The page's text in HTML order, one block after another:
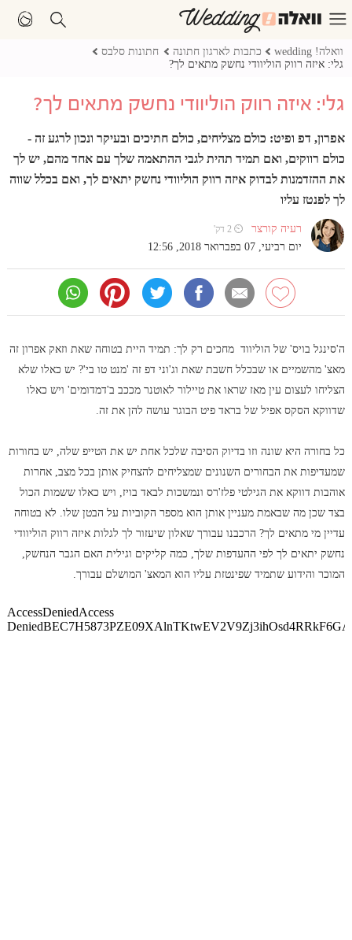
וואלה! wedding כתבות לארגון חתונה
חתונות סלבס
גלי: איזה רווק הוליוודי נחשק מתאים לך?
גלי: איזה רווק הוליוודי נחשק מתאים לך?
אפרון, דפ ופיט: כולם מצליחים, כולם חתיכים ובעיקר ונכון לרגע זה -
כולם רווקים, ואם תמיד תהית לגבי ההתאמה שלך עם אחד מהם, יש לך
את ההזדמנות לבדוק איזה רווק הוליוודי נחשק יתאים לך, ואם בכלל שווה
לך לפנטז עליו
רעיה קורצר ⏲ 2 דק'
יום רביעי, 07 בפברואר 2018, 12:56
ה'סינגל בויס' של הוליווד מחכים רק לך: תמיד היית בטוחה שאת וזאק אפרון זה
מאצ' מהשמיים או שבכלל חשבת שאת וג'וני דפ זה 'מנט טו בי'? יש כאלו שלא
הצליחו לעצום עין מאז שראו את טיילור לאוטנר מככב ב'דמדומים' ויש כאלו
שדווקא הסקס אפיל של בראד פיט הבוגר עושה להן את זה.
כל בחורה היא שונה וזו בדיוק הסיבה שלכל אחת יש את הטייפ שלה, יש בחורות
שמעדיפות את הבחורים השנונים שמצליחים להצחיק אותן בכל מצב, אחרות
אוהבות דווקא את הגילטי פלז'רס ונמשכות לבאד בויז, ויש כאלו ששמות הכול
בצד שכן מה שבאמת מעניין אותן הוא מספר הקוביות על הבטן שלו. לא בטוחה
עדיין מי מתאים לך? הרכבנו עבורך שאלון שיעזור לך לגלות איזה רווק הוליוודי
נחשק יתאים לך לפי ההעדפות שלך, כמה קליקים וגילית האם הגבר הנחשק,
המוכר והידוע שתמיד שפינטזת עליו הוא המאצ' המושלם עבורך.